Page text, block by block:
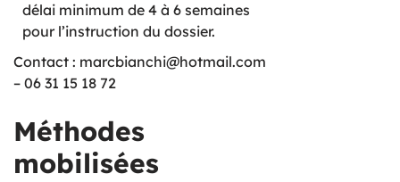
délai minimum de 4 à 6 semaines
pour l’instruction du dossier.
Contact : marcbianchi@hotmail.com
– 06 31 15 18 72
Méthodes
mobilisées